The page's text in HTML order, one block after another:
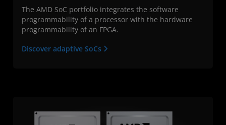
The AMD SoC portfolio integrates the software
programmability of a processor with the hardware
programmability of an FPGA.
Discover adaptive SoCs